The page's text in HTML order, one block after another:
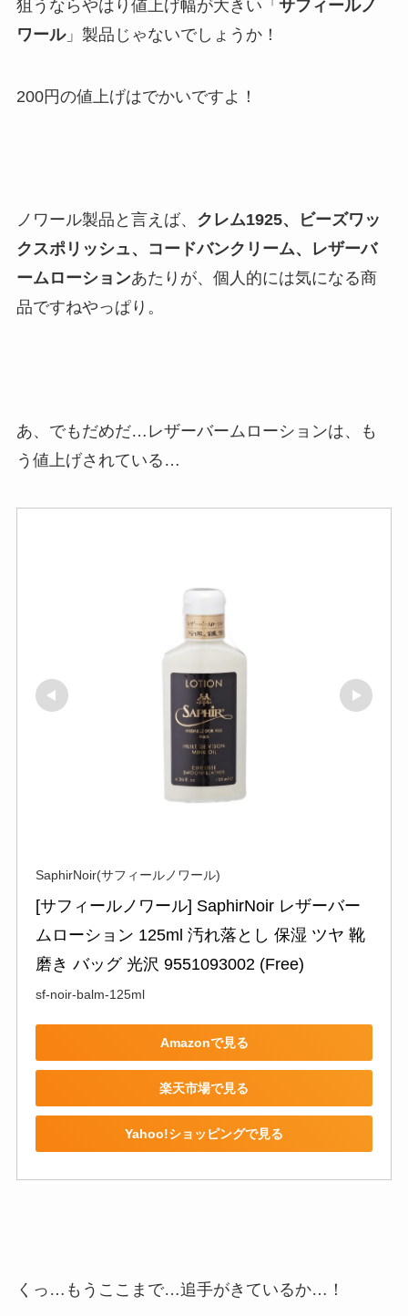
狙うならやはり値上げ幅が大きい「 サフィールノ
ワール」製品じゃないでしょうか！
200円の値上げはでかいですよ！
ノワール製品と言えば、 クレム1925、ビーズワッ
クスポリッシュ、コードバンクリーム、レザーバ
ームローションあたりが、個人的には気になる商
品ですねやっぱり。
あ、でもだめだ…レザーバームローションは、も
う値上げされている…
SaphirNoir(サフィールノワール)
[サフィールノワール] SaphirNoir レザーバー
ムローション 125ml 汚れ落とし 保湿 ツヤ 靴
磨き バッグ 光沢 9551093002 (Free)
sf-noir-balm-125ml
Amazonで見る
楽天市場で見る
Yahoo!ショッピングで見る
くっ…もうここまで…追手がきているか…！